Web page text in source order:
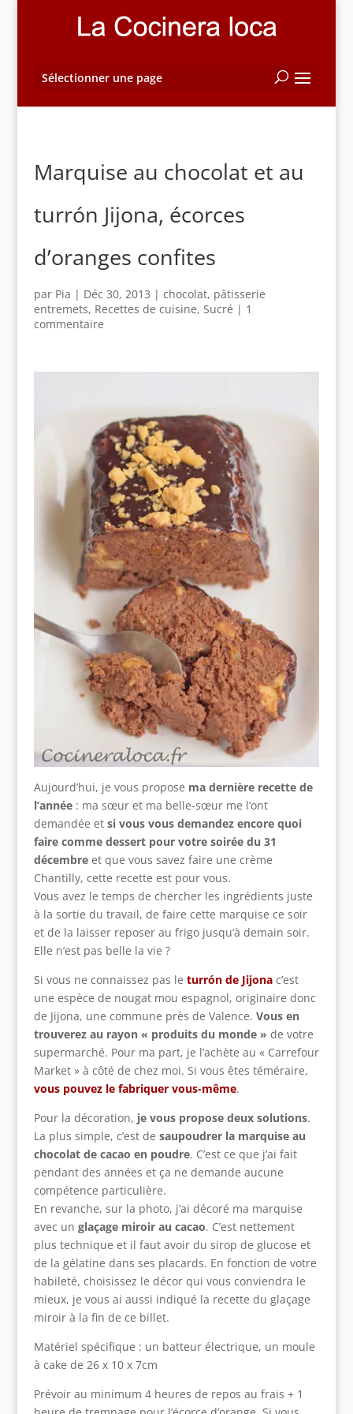
Sélectionner une page
Marquise au chocolat et au
turrón Jijona, écorces
d’oranges confites
par Pia | Déc 30, 2013 | chocolat, pâtisserie
entremets, Recettes de cuisine, Sucré | 1
commentaire
Aujourd’hui, je vous propose ma dernière recette de
l’année: ma sœur et ma belle-sœur me l’ont
demandée et si vous vous demandez encore quoi
faire comme dessert pour votre soirée du 31
décembreet que vous savez faire une crème
Chantilly, cette recette est pour vous.
Vous avez le temps de chercher les ingrédients juste
à la sortie du travail, de faire cette marquise ce soir
et de la laisser reposer au frigo jusqu’à demain soir.
Elle n’est pas belle la vie ?
Si vous ne connaissez pas le turrón de Jijonac’est
une espèce de nougat mou espagnol, originaire donc
de Jijona, une commune près de Valence. Vous en
trouverez au rayon « produits du monde » de votre
supermarché. Pour ma part, je l’achète au « Carrefour
Market » à côté de chez moi. Si vous êtes téméraire,
vous pouvez le fabriquer vous-même.
Pour la décoration, je vous propose deux solutions.
La plus simple, c’est de saupoudrer la marquise au
chocolat de cacao en poudre. C’est ce que j’ai fait
pendant des années et ça ne demande aucune
compétence particulière.
En revanche, sur la photo, j’ai décoré ma marquise
avec un glaçage miroir au cacao. C’est nettement
plus technique et il faut avoir du sirop de glucose et
de la gélatine dans ses placards. En fonction de votre
habileté, choisissez le décor qui vous conviendra le
mieux, je vous ai aussi indiqué la recette du glaçage
miroir à la fin de ce billet.
Matériel spécifique : un batteur électrique, un moule
à cake de 26 x 10 x 7cm
Prévoir au minimum 4 heures de repos au frais + 1